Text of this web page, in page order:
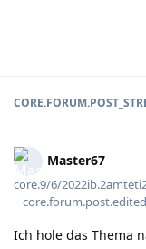
Master67
core.9/6/
Ich hole das Thema